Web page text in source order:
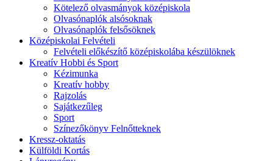
Kötelező olvasmányok középiskola
Olvasónaplók alsósoknak
Olvasónaplók felsősöknek
Középiskolai Felvételi
Felvételi előkészítő középiskolába készülöknek
Kreatív Hobbi és Sport
Kézimunka
Kreatív hobby
Rajzolás
Sajátkezűleg
Sport
Színezőkönyv Felnőtteknek
Kressz-oktatás
Külföldi Kortás